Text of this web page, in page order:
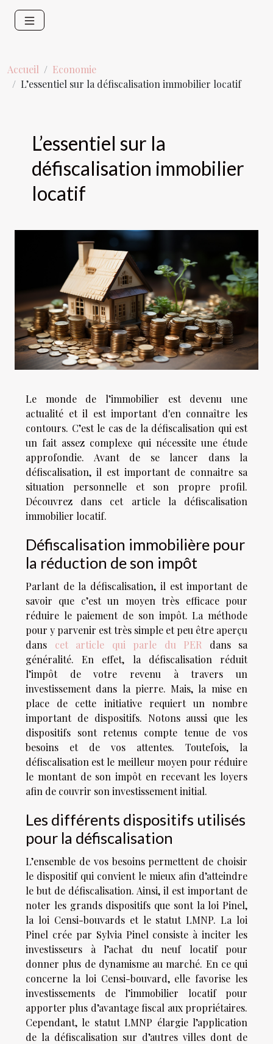
Accueil
Economie
L’essentiel sur la défiscalisation immobilier locatif
L’essentiel sur la
défiscalisation immobilier
locatif
Le monde de l’immobilier est devenu une
actualité et il est important d'en connaître les
contours. C’est le cas de la défiscalisation qui est
un fait assez complexe qui nécessite une étude
approfondie. Avant de se lancer dans la
défiscalisation, il est important de connaitre sa
situation personnelle et son propre profil.
Découvrez dans cet article la défiscalisation
immobilier locatif.
Défiscalisation immobilière pour
la réduction de son impôt
Parlant de la défiscalisation, il est important de
savoir que c’est un moyen très efficace pour
réduire le paiement de son impôt. La méthode
pour y parvenir est très simple et peu être aperçu
dans cet article qui parle du PER dans sa
généralité. En effet, la défiscalisation réduit
l’impôt de votre revenu à travers un
investissement dans la pierre. Mais, la mise en
place de cette initiative requiert un nombre
important de dispositifs. Notons aussi que les
dispositifs sont retenus compte tenue de vos
besoins et de vos attentes. Toutefois, la
défiscalisation est le meilleur moyen pour réduire
le montant de son impôt en recevant les loyers
afin de couvrir son investissement initial.
Les différents dispositifs utilisés
pour la défiscalisation
L’ensemble de vos besoins permettent de choisir
le dispositif qui convient le mieux afin d’atteindre
le but de défiscalisation. Ainsi, il est important de
noter les grands dispositifs que sont la loi Pinel,
la loi Censi-bouvards et le statut LMNP. La loi
Pinel crée par Sylvia Pinel consiste à inciter les
investisseurs à l’achat du neuf locatif pour
donner plus de dynamisme au marché. En ce qui
concerne la loi Censi-bouvard, elle favorise les
investissements de l’immobilier locatif pour
apporter plus d’avantage fiscal aux propriétaires.
Cependant, le statut LMNP élargie l’application
de la défiscalisation sur d’autres villes dont de